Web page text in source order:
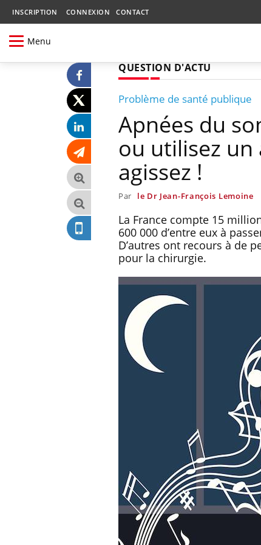
INSCRIPTION CONNEXION CONTACT
Menu
QUESTION D'ACTU
Problème de santé publique
Apnées du
ou utilisez un
agissez !
Par le Dr Jean-François Lemoine
La France compte 15
600 000 d’entre eux à
D’autres ont recours à de
pour la chirurgie.